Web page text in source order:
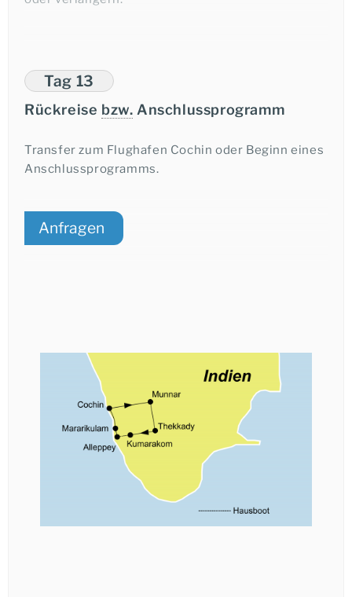
Tag 13
Rückreise bzw. Anschlussprogramm
Transfer zum Flughafen Cochin oder Beginn eines
Anschlussprogramms.
Anfragen
Ich möchte eine telefonische Beratung.
★★★★